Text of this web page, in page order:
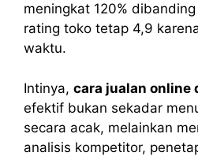
meningkat 120%
rating toko tetap 4,9
waktu.
Intinya, cara jualan online
efektif bukan sekadar
secara acak, melainkan
analisis kompetitor,